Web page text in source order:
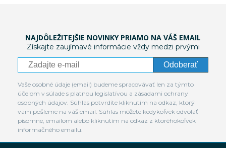
NAJDÔLEŽITEJŠIE NOVINKY PRIAMO NA VÁŠ EMAIL
Získajte zaujímavé informácie vždy medzi prvými
Odoberať
Vaše osobné údaje (email) budeme spracovávať len za týmto
účelom v súlade s platnou legislatívou a zásadami ochrany
osobných údajov. Súhlas potvrdíte kliknutím na odkaz, ktorý
vám pošleme na váš email. Súhlas môžete kedykoľvek odvolať
písomne, emailom alebo kliknutím na odkaz z ktoréhokoľvek
informačného emailu.